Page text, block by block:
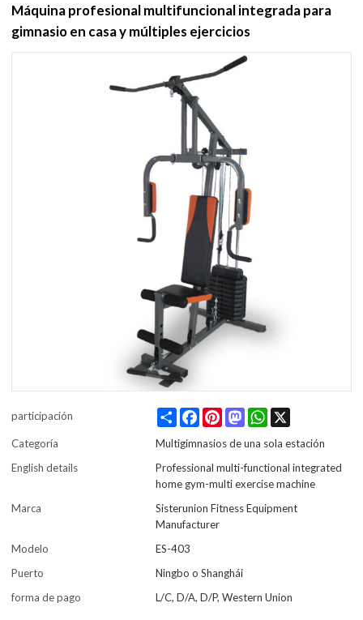
Máquina profesional multifuncional integrada para
gimnasio en casa y múltiples ejercicios
participación Share FacebookPinterestMastodonWhatsApp
Categoría
Multigimnasios de una sola estación
English details
Professional multi-functional integrated
home gym-multi exercise machine
Marca
Sisterunion Fitness Equipment
Manufacturer
Modelo
ES-403
Puerto
Ningbo o Shanghái
forma de pago
L/C, D/A, D/P, Western Union